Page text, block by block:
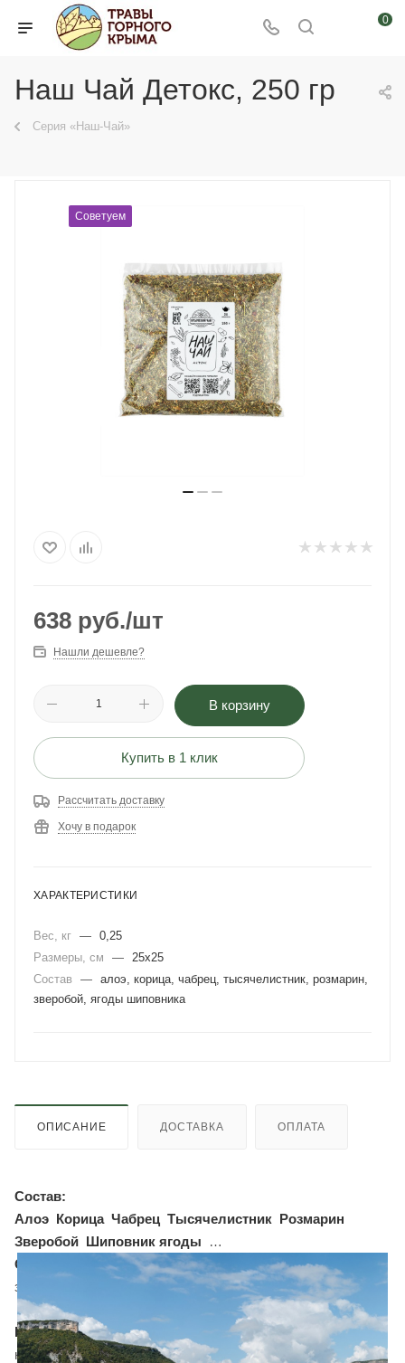
0
Наш Чай Детокс, 250 гр
Серия «Наш-Чай»
Советуем
638 руб./шт
Нашли дешевле?
В корзину
Купить в 1 клик
Рассчитать доставку
Хочу в подарок
ХАРАКТЕРИСТИКИ
Вес, кг — 0,25
Размеры, см
— 25х25
Состав
— алоэ, корица, чабрец, тысячелистник, розмарин,
зверобой, ягоды шиповника
ОПИСАНИЕ ДОСТАВКА ОПЛАТА
Состав:
Алоэ Корица Чабрец Тысячелистник Розмарин
Зверобой Шиповник ягоды
Способ приготовления:1 столовую ложку содержимого
залить 250мл кипятка и настоять 5-7 мин.
Противопоказания:индивидуальная непереносимость
компонентов чая.